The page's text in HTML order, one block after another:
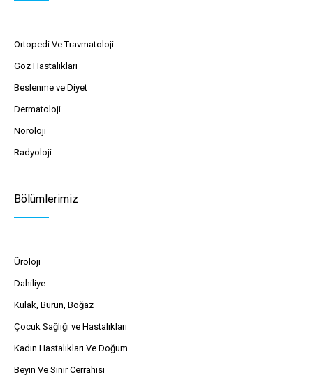
Ortopedi Ve Travmatoloji
Göz Hastalıkları
Beslenme ve Diyet
Dermatoloji
Nöroloji
Radyoloji
Bölümlerimiz
Üroloji
Dahiliye
Kulak, Burun, Boğaz
Çocuk Sağlığı ve Hastalıkları
Kadın Hastalıkları Ve Doğum
Beyin Ve Sinir Cerrahisi